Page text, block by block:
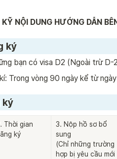
NỘI DUNG HƯỚNG DẪN
ký
bạn có visa D2 (Ngoài trừ D-
Trong vòng 90 ngày kể từ
ký
Thời gian
ký
3. Nộp hồ sơ bổ
sung
(Chỉ những trường
hợp bị yêu cầu mới